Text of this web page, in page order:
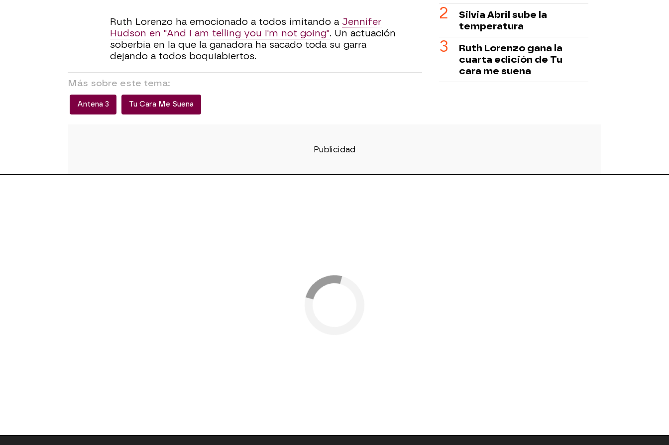
Ruth Lorenzo ha emocionado a todos imitando a Jennifer
Hudson en "And I am telling you I'm not going". Un actuación
soberbia en la que la ganadora ha sacado toda su garra
dejando a todos boquiabiertos.
Más sobre este tema:
Antena 3 Tu Cara Me Suena
Silvia Abril sube la
temperatura
Ruth Lorenzo gana la
cuarta edición de Tu
cara me suena